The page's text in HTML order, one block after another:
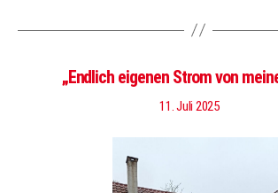
„Endlich eigenen Strom von
11. Juli 2025